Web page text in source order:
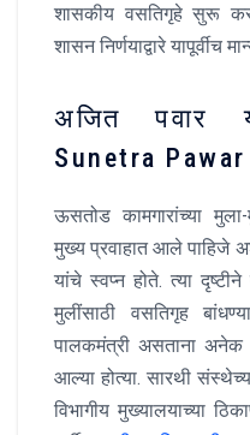
शासकीय वसतिगृहे सुरू
शासन निर्णयाद्वारे यापूर्वीच
अजित पवार
Sunetra
ऊसतोड कामगारांच्या
मुख्य प्रवाहात आले पाहिजे
यांचे स्वप्न होते. त्या
मुलींसाठी वसतिगृह
पालकमंत्री असताना अनेक
आल्या होत्या. सारथी
विभागीय मुख्यालयाच्या